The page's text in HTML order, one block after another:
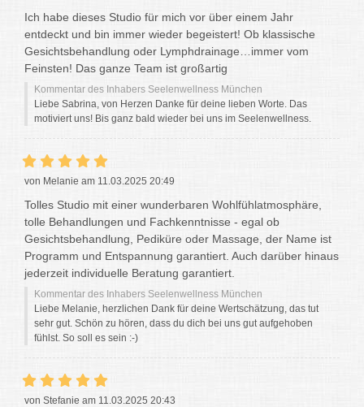
Ich habe dieses Studio für mich vor über einem Jahr
entdeckt und bin immer wieder begeistert! Ob klassische
Gesichtsbehandlung oder Lymphdrainage…immer vom
Feinsten! Das ganze Team ist großartig
Kommentar des Inhabers Seelenwellness München
Liebe Sabrina, von Herzen Danke für deine lieben Worte. Das
motiviert uns! Bis ganz bald wieder bei uns im Seelenwellness.
von Melanie am 11.03.2025 20:49
Tolles Studio mit einer wunderbaren Wohlfühlatmosphäre,
tolle Behandlungen und Fachkenntnisse - egal ob
Gesichtsbehandlung, Pediküre oder Massage, der Name ist
Programm und Entspannung garantiert. Auch darüber hinaus
jederzeit individuelle Beratung garantiert.
Kommentar des Inhabers Seelenwellness München
Liebe Melanie, herzlichen Dank für deine Wertschätzung, das tut
sehr gut. Schön zu hören, dass du dich bei uns gut aufgehoben
fühlst. So soll es sein :-)
von Stefanie am 11.03.2025 20:43